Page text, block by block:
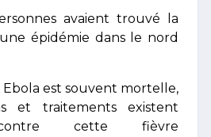
avaient trouvé la
épidémie dans le nord
Ebola est souvent mortelle,
et traitements existent
cette fièvre